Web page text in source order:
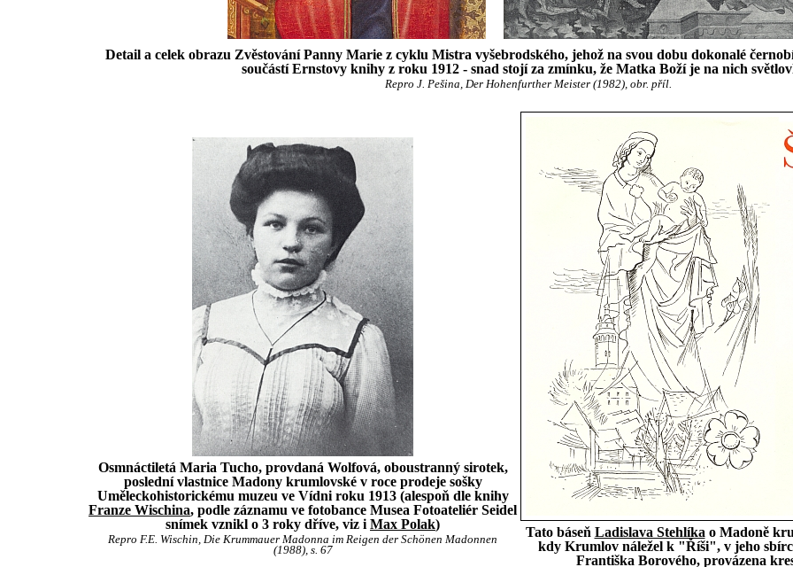
Detail a celek obrazu Zvěstování Panny Marie z cyklu Mistra vyšebrodského, jehož na svou dobu dokonalé
součástí Ernstovy knihy z roku 1912 - snad stojí za zmínku, že Matka Boží je na nich
Repro J. Pešina, Der Hohenfurther Meister (1982), obr. příl.
Osmnáctiletá Maria Tucho, provdaná Wolfová, oboustranný sirotek,
poslední vlastnice Madony krumlovské v roce prodeje sošky
Uměleckohistorickému muzeu ve Vídni roku 1913 (alespoň dle knihy
Franze Wischina, podle záznamu ve fotobance Musea Fotoateliér Seidel
snímek vznikl o 3 roky dříve, viz i Max Polak)
Repro F.E. Wischin, Die Krummauer Madonna im Reigen der Schönen Madonnen
(1988), s. 67
Tato báseň Ladislava Stehlíka o Madoně
kdy Krumlov náležel k "Říši", v jeho
Františka Borového, provázena